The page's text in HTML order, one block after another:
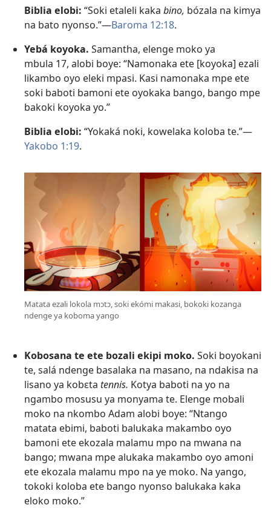
Biblia elobi: “Soki etaleli kaka bino, bózala na kimya
na bato nyonso.”​—Baroma 12:18.
Yebá koyoka. Samantha, elenge moko ya
mbula 17, alobi boye: “Namonaka ete [koyoka] ezali
likambo oyo eleki mpasi. Kasi namonaka mpe ete
soki baboti bamoni ete oyokaka bango, bango mpe
bakoki koyoka yo.”
Biblia elobi: “Yokaká noki, kowelaka koloba te.”​—
Yakobo 1:19.
Matata ezali lokola mɔtɔ, soki ekómi makasi, bokoki kozanga
ndenge ya koboma yango
Kobosana te ete bozali ekipi moko. Soki boyokani
te, salá ndenge basalaka na masano, na ndakisa na
lisano ya kobɛta tennis. Kotya baboti na yo na
ngambo mosusu ya monyama te. Elenge mobali
moko na nkombo Adam alobi boye: “Ntango
matata ebimi, baboti balukaka makambo oyo
bamoni ete ekozala malamu mpo na mwana na
bango; mwana mpe alukaka makambo oyo amoni
ete ekozala malamu mpo na ye moko. Na yango,
tokoki koloba ete bango nyonso balukaka kaka
eloko moko.”